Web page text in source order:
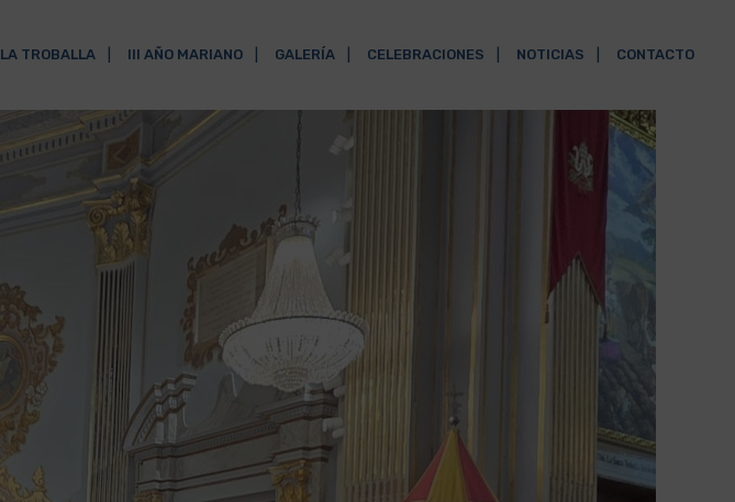
LA TROBALLA III AÑO MARIANO GALERÍA CELEBRACIONES NOTICIAS CONTACTO